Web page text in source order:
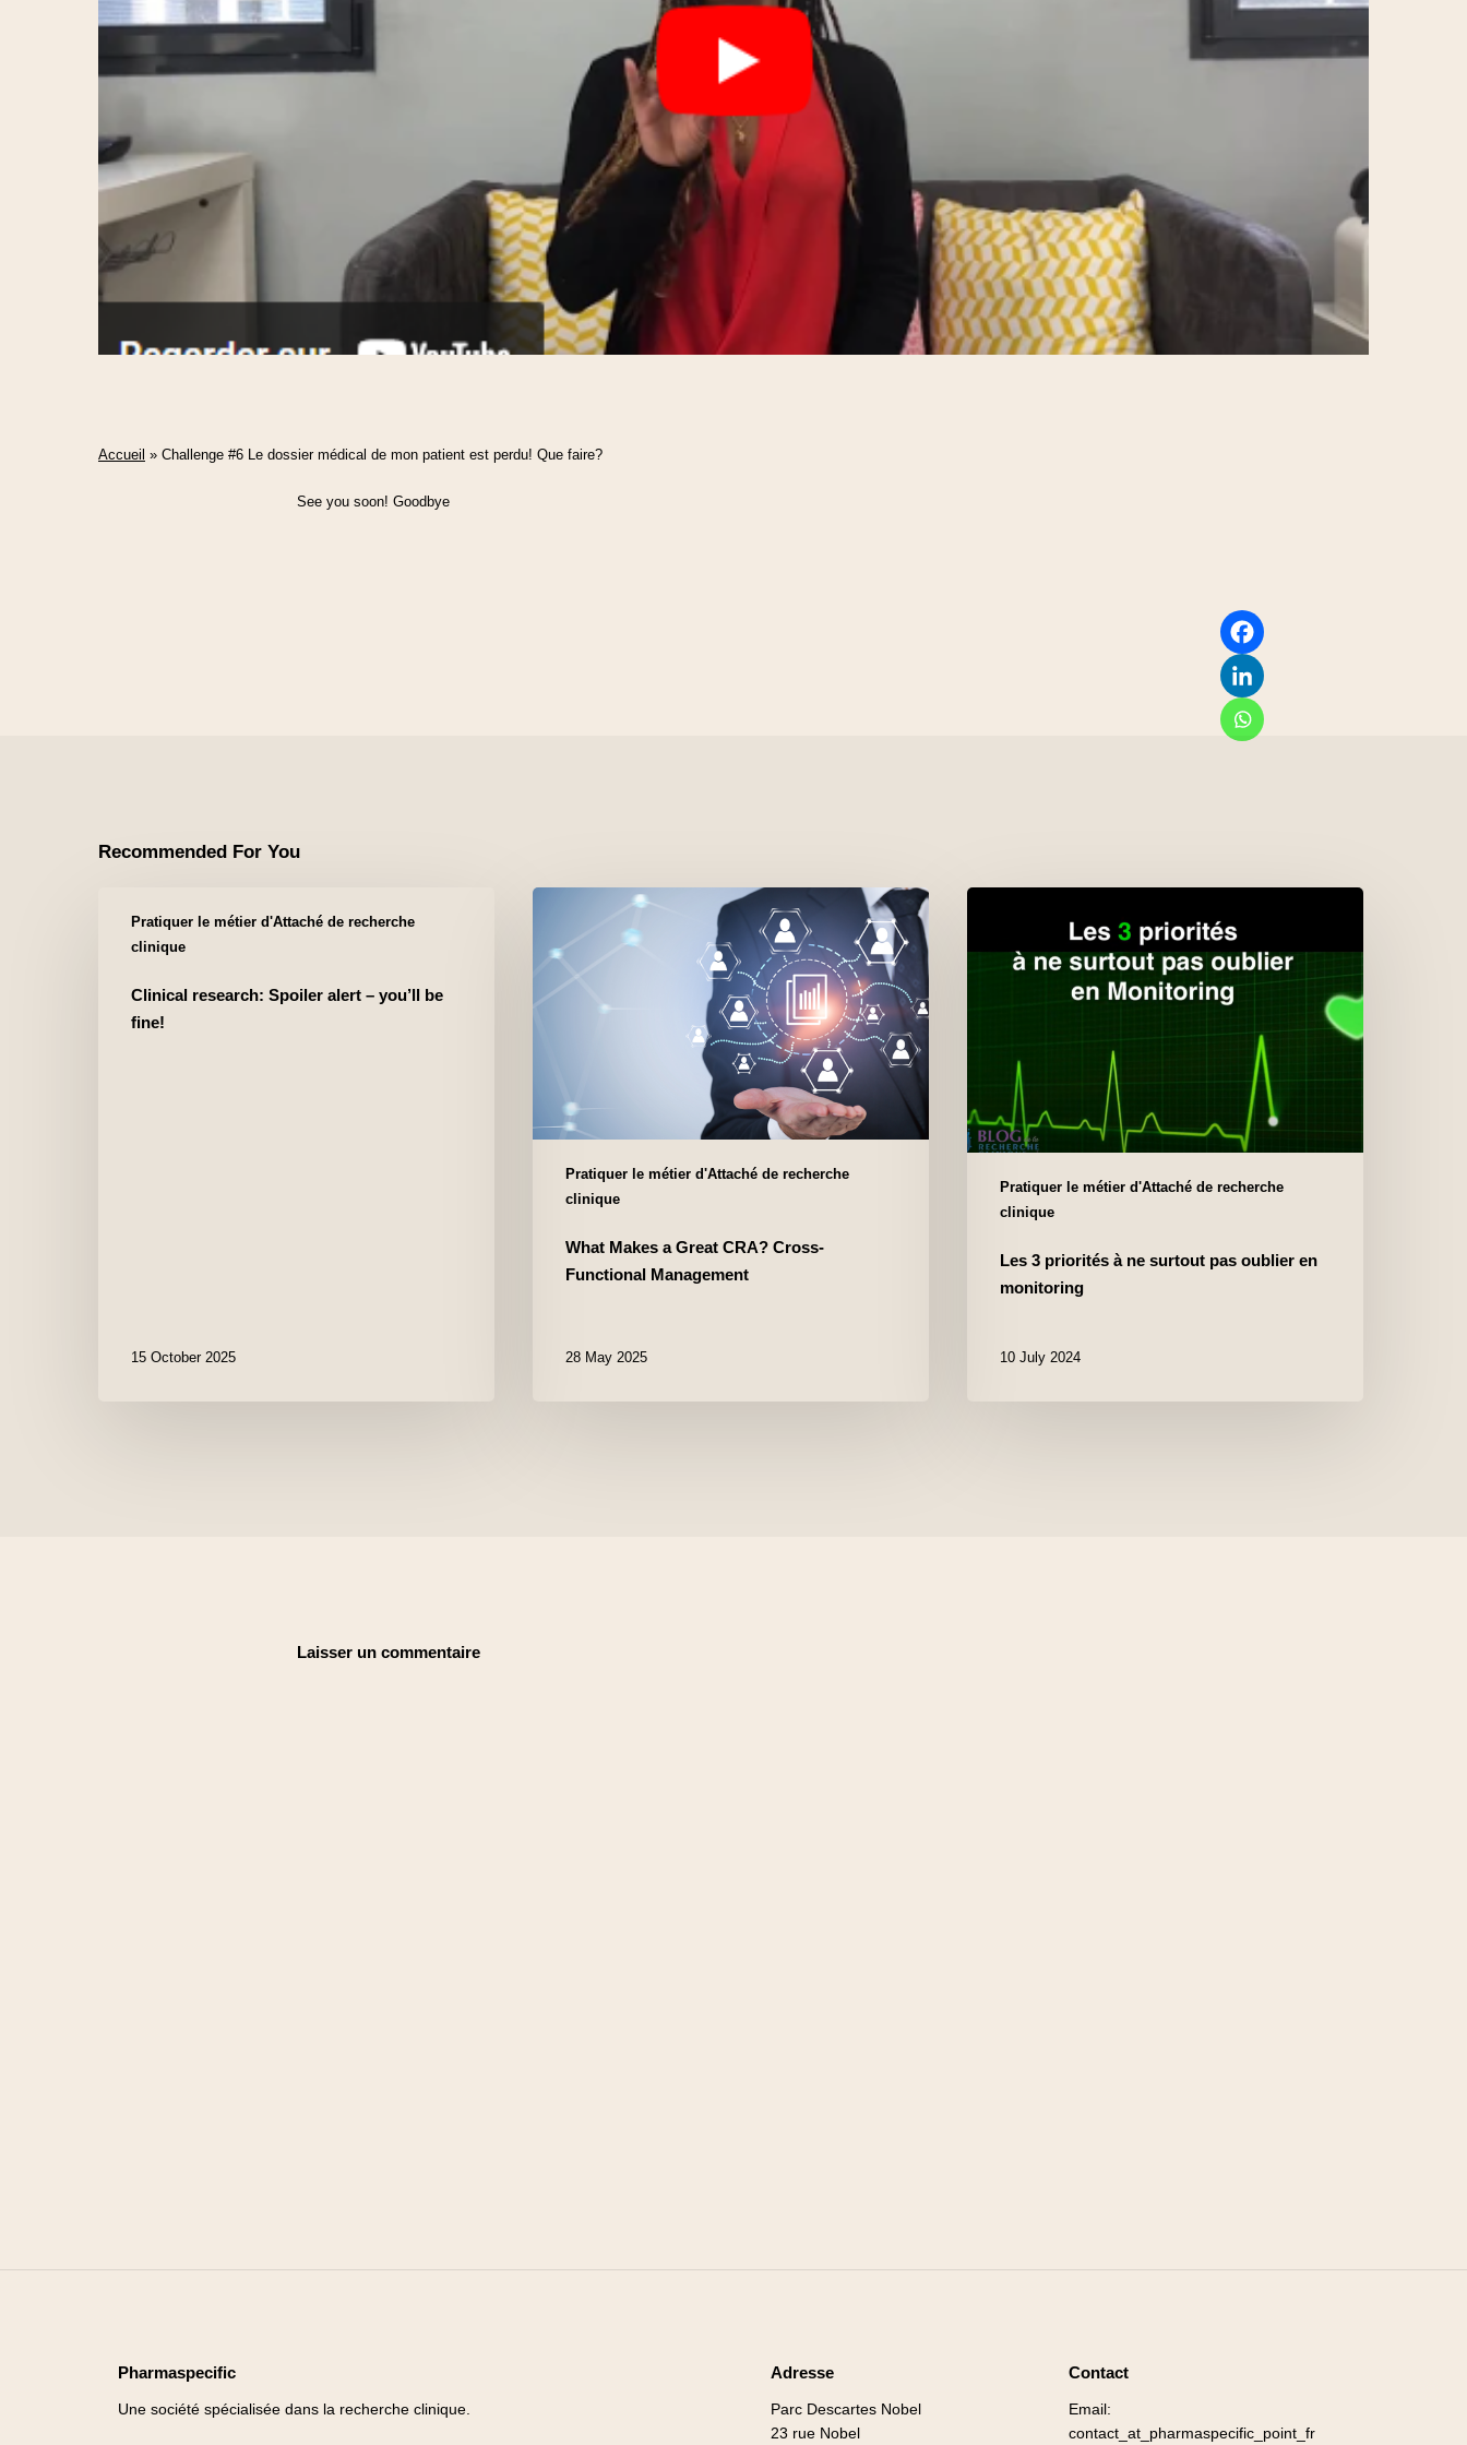
Accueil » Challenge #6 Le dossier médical de mon patient est perdu! Que faire?
See you soon! Goodbye
Recommended For You
Pratiquer le métier d'Attaché de recherche
clinique
Clinical research: Spoiler alert – you’ll be
fine!
15 October 2025
Pratiquer le métier d'Attaché de recherche
clinique
What Makes a Great CRA? Cross-
Functional Management
28 May 2025
Pratiquer le métier d'Attaché de recherche
clinique
Les 3 priorités à ne surtout pas oublier en
monitoring
10 July 2024
Laisser un commentaire
Pharmaspecific
Une société spécialisée dans la recherche clinique.
Adresse
Parc Descartes Nobel
23 rue Nobel
Contact
Email:
contact_at_pharmaspecific_point_fr